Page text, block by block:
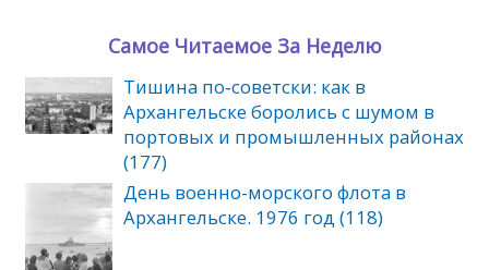
Самое Читаемое За Неделю
Тишина по‑советски: как в
Архангельске боролись с шумом в
портовых и промышленных районах
(177)
День военно-морского флота в
Архангельске. 1976 год (118)